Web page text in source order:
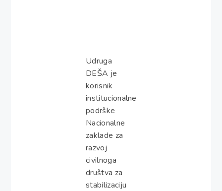
Udruga
DEŠA je
korisnik
institucionalne
podrške
Nacionalne
zaklade za
razvoj
civilnoga
društva za
stabilizaciju